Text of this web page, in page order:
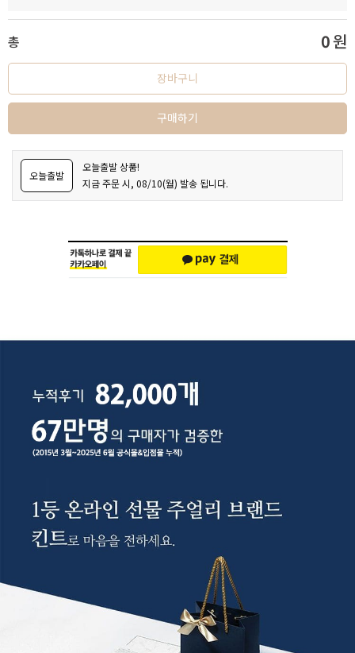
총 0원
장바구니
구매하기
오늘출발
오늘출발 상품!
지금 주문 시, 08/10(월) 발송 됩니다.